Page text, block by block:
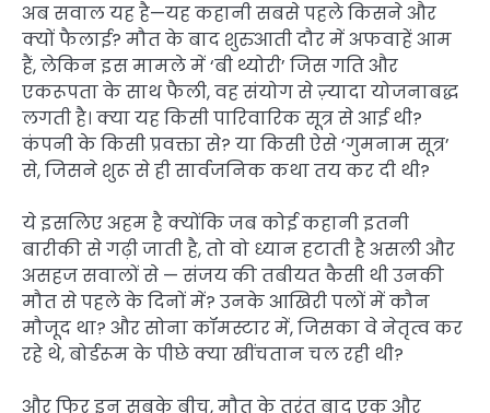
अब सवाल यह है—यह कहानी सबसे पहले किसने और
क्यों फैलाई? मौत के बाद शुरुआती दौर में अफवाहें आम
हैं, लेकिन इस मामले में ‘बी थ्योरी’ जिस गति और
एकरूपता के साथ फैली, वह संयोग से ज़्यादा योजनाबद्ध
लगती है। क्या यह किसी पारिवारिक सूत्र से आई थी?
कंपनी के किसी प्रवक्ता से? या किसी ऐसे ‘गुमनाम सूत्र’
से, जिसने शुरू से ही सार्वजनिक कथा तय कर दी थी?
ये इसलिए अहम है क्योंकि जब कोई कहानी इतनी
बारीकी से गढ़ी जाती है, तो वो ध्यान हटाती है असली और
असहज सवालों से — संजय की तबीयत कैसी थी उनकी
मौत से पहले के दिनों में? उनके आखिरी पलों में कौन
मौजूद था? और सोना कॉमस्टार में, जिसका वे नेतृत्व कर
रहे थे, बोर्डरूम के पीछे क्या खींचतान चल रही थी?
और फिर इन सबके बीच, मौत के तुरंत बाद एक और